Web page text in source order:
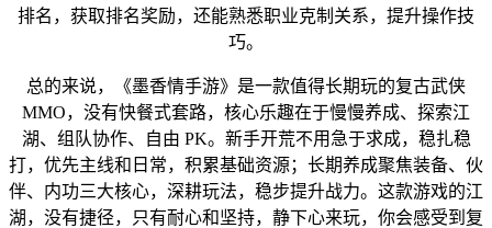
排名，获取排名奖励，还能熟悉职业克制关系，提升操作技
巧。
总的来说，《墨香情手游》是一款值得长期玩的复古武侠
MMO，没有快餐式套路，核心乐趣在于慢慢养成、探索江
湖、组队协作、自由 PK。新手开荒不用急于求成，稳扎稳
打，优先主线和日常，积累基础资源；长期养成聚焦装备、伙
伴、内功三大核心，深耕玩法，稳步提升战力。这款游戏的江
湖，没有捷径，只有耐心和坚持，静下心来玩，你会感受到复